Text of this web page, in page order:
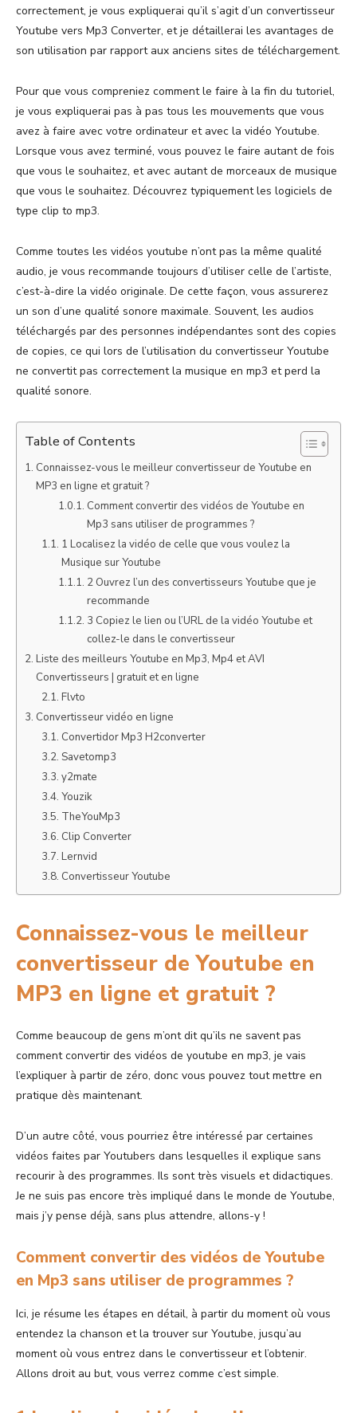
correctement, je vous expliquerai qu’il s’agit d’un convertisseur
Youtube vers Mp3 Converter, et je détaillerai les avantages de
son utilisation par rapport aux anciens sites de téléchargement.
Pour que vous compreniez comment le faire à la fin du tutoriel,
je vous expliquerai pas à pas tous les mouvements que vous
avez à faire avec votre ordinateur et avec la vidéo Youtube.
Lorsque vous avez terminé, vous pouvez le faire autant de fois
que vous le souhaitez, et avec autant de morceaux de musique
que vous le souhaitez. Découvrez typiquement les logiciels de
type clip to mp3.
Comme toutes les vidéos youtube n’ont pas la même qualité
audio, je vous recommande toujours d’utiliser celle de l’artiste,
c’est-à-dire la vidéo originale. De cette façon, vous assurerez
un son d’une qualité sonore maximale. Souvent, les audios
téléchargés par des personnes indépendantes sont des copies
de copies, ce qui lors de l’utilisation du convertisseur Youtube
ne convertit pas correctement la musique en mp3 et perd la
qualité sonore.
Table of Contents
Connaissez-vous le meilleur convertisseur de Youtube en
MP3 en ligne et gratuit ?
Comment convertir des vidéos de Youtube en
Mp3 sans utiliser de programmes ?
1 Localisez la vidéo de celle que vous voulez la
Musique sur Youtube
2 Ouvrez l’un des convertisseurs Youtube que je
recommande
3 Copiez le lien ou l’URL de la vidéo Youtube et
collez-le dans le convertisseur
Liste des meilleurs Youtube en Mp3, Mp4 et AVI
Convertisseurs | gratuit et en ligne
Flvto
Convertisseur vidéo en ligne
Convertidor Mp3 H2converter
Savetomp3
y2mate
Youzik
TheYouMp3
Clip Converter
Lernvid
Convertisseur Youtube
Connaissez-vous le meilleur
convertisseur de Youtube en
MP3 en ligne et gratuit ?
Comme beaucoup de gens m’ont dit qu’ils ne savent pas
comment convertir des vidéos de youtube en mp3, je vais
l’expliquer à partir de zéro, donc vous pouvez tout mettre en
pratique dès maintenant.
D’un autre côté, vous pourriez être intéressé par certaines
vidéos faites par Youtubers dans lesquelles il explique sans
recourir à des programmes. Ils sont très visuels et didactiques.
Je ne suis pas encore très impliqué dans le monde de Youtube,
mais j’y pense déjà, sans plus attendre, allons-y !
Comment convertir des vidéos de Youtube
en Mp3 sans utiliser de programmes ?
Ici, je résume les étapes en détail, à partir du moment où vous
entendez la chanson et la trouver sur Youtube, jusqu’au
moment où vous entrez dans le convertisseur et l’obtenir.
Allons droit au but, vous verrez comme c’est simple.